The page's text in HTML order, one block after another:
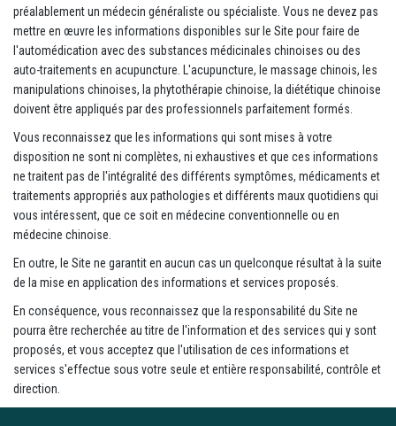
préalablement un médecin généraliste ou spécialiste. Vous ne devez pas
mettre en œuvre les informations disponibles sur le Site pour faire de
l'automédication avec des substances médicinales chinoises ou des
auto-traitements en acupuncture. L'acupuncture, le massage chinois, les
manipulations chinoises, la phytothérapie chinoise, la diététique chinoise
doivent être appliqués par des professionnels parfaitement formés.
Vous reconnaissez que les informations qui sont mises à votre
disposition ne sont ni complètes, ni exhaustives et que ces informations
ne traitent pas de l'intégralité des différents symptômes, médicaments et
traitements appropriés aux pathologies et différents maux quotidiens qui
vous intéressent, que ce soit en médecine conventionnelle ou en
médecine chinoise.
En outre, le Site ne garantit en aucun cas un quelconque résultat à la suite
de la mise en application des informations et services proposés.
En conséquence, vous reconnaissez que la responsabilité du Site ne
pourra être recherchée au titre de l'information et des services qui y sont
proposés, et vous acceptez que l'utilisation de ces informations et
services s'effectue sous votre seule et entière responsabilité, contrôle et
direction.